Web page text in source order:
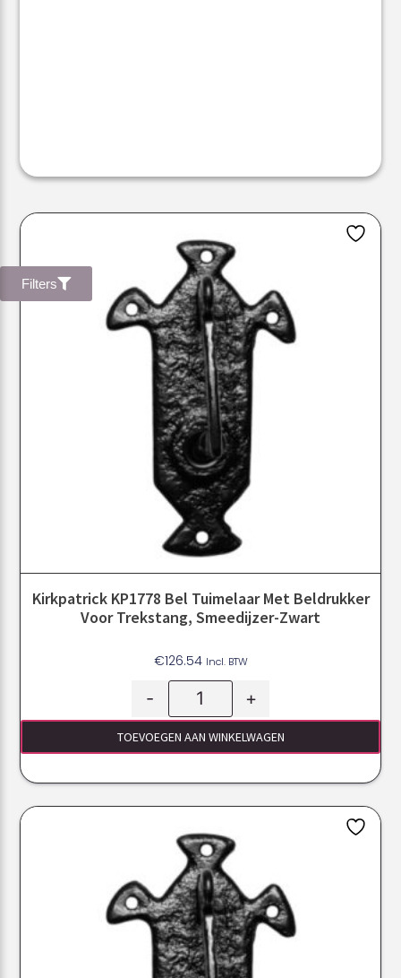
Filters
Kirkpatrick KP1778 Bel Tuimelaar Met Beldrukker
Voor Trekstang, Smeedijzer-Zwart
€126.54 Incl. BTW
- +
TOEVOEGEN AAN WINKELWAGEN